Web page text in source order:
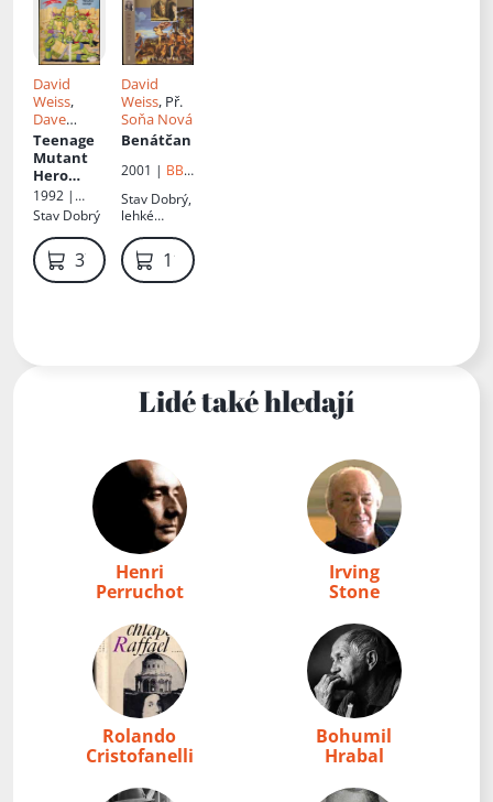
David
Weiss,
Dave
Garcia,
Christa
Marx
Teenage
Mutant
Hero
Turtles
Trhačův
4/1992
1992 |
Egmont
Stav Dobrý
379 Kč
David
Weiss, Př.
Soňa Nová
Benátčan
2001 | BB
Stav Dobrý,
lehké
oděrky
119 Kč
Lidé také hledají
Henri
Perruchot
Irving
Stone
Rolando
Cristofanelli
Bohumil
Hrabal